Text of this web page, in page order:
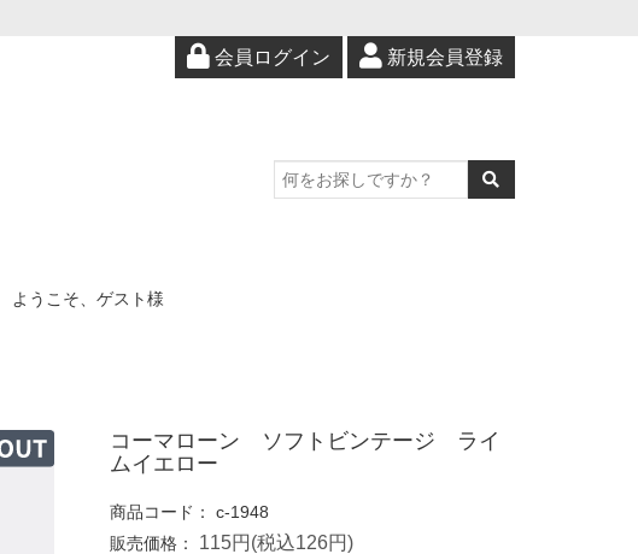
会員ログイン 新規会員登録
ようこそ、ゲスト様
コーマローン ソフトビンテージ ライ
ムイエロー
商品コード：
c-1948
販売価格：
115円(税込126円)